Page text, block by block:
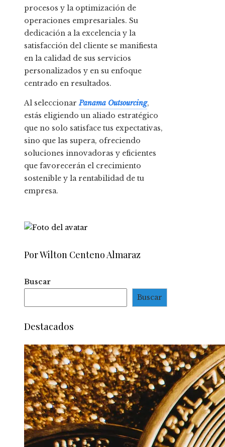
procesos y la optimización de
operaciones empresariales. Su
dedicación a la excelencia y la
satisfacción del cliente se manifiesta
en la calidad de sus servicios
personalizados y en su enfoque
centrado en resultados.
Al seleccionarPanama Outsourcing,
estás eligiendo un aliado estratégico
que no solo satisface tus expectativas,
sino que las supera, ofreciendo
soluciones innovadoras y eficientes
que favorecerán el crecimiento
sostenible y la rentabilidad de tu
empresa.
Por Wilton Centeno Almaraz
Buscar
Buscar
Destacados